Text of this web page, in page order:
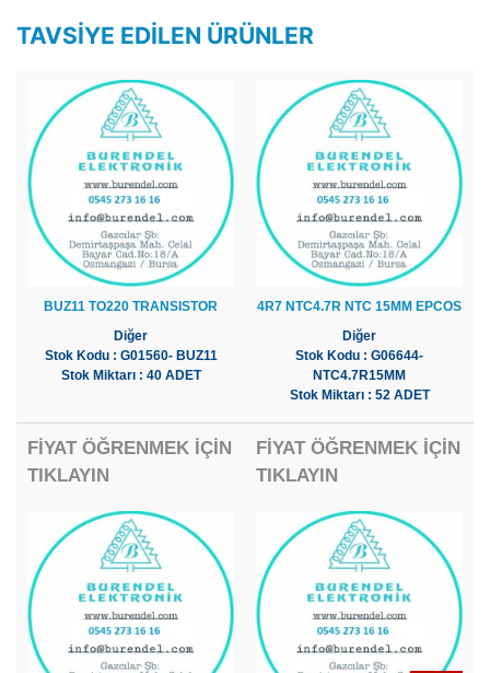
TAVSIYE EDILEN ÜRÜNLER
BUZ11 TO220 TRANSISTOR
Diğer
Stok Kodu : G01560- BUZ11
Stok Miktarı : 40 ADET
FİYAT ÖĞRENMEK İÇİN
TIKLAYIN
4R7 NTC4.7R NTC 15MM EPCOS
Diğer
Stok Kodu : G06644-
NTC4.7R15MM
Stok Miktarı : 52 ADET
FİYAT ÖĞRENMEK İÇİN
TIKLAYIN